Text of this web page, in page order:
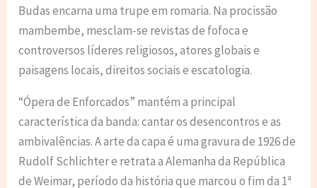
Budas encarna uma trupe em romaria. Na procissão
mambembe, mesclam-se revistas de fofoca e
controversos líderes religiosos, atores globais e
paisagens locais, direitos sociais e escatologia.
“Ópera de Enforcados” mantém a principal
característica da banda: cantar os desencontros e as
ambivalências. A arte da capa é uma gravura de 1926 de
Rudolf Schlichter e retrata a Alemanha da República
de Weimar, período da história que marcou o fim da 1ª